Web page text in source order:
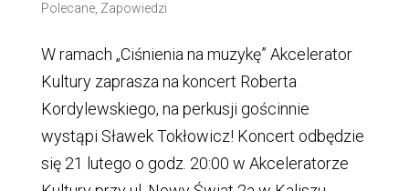
Polecane, Zapowiedzi
W ramach „Ciśnienia na muzykę” Akcelerator
Kultury zaprasza na koncert Roberta
Kordylewskiego, na perkusji gościnnie
wystąpi Sławek Tokłowicz! Koncert odbędzie
się 21 lutego o godz. 20:00 w Akceleratorze